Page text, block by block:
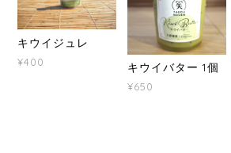
キウイジュレ
¥400 キウイバター 1個
¥650